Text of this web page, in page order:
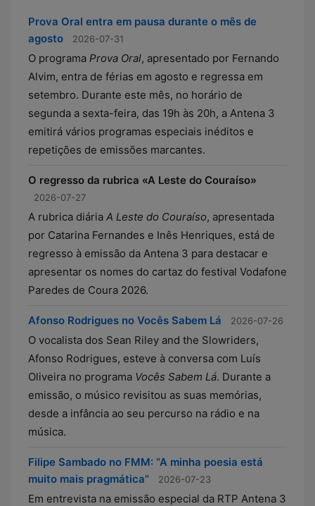
Prova Oral entra em pausa durante o mês de
agosto
2026-07-31
O programa Prova Oral, apresentado por Fernando
Alvim, entra de férias em agosto e regressa em
setembro. Durante este mês, no horário de
segunda a sexta-feira, das 19h às 20h, a Antena 3
emitirá vários programas especiais inéditos e
repetições de emissões marcantes.
O regresso da rubrica «A Leste do Couraíso»
2026-07-27
A rubrica diária A Leste do Couraíso, apresentada
por Catarina Fernandes e Inês Henriques, está de
regresso à emissão da Antena 3 para destacar e
apresentar os nomes do cartaz do festival Vodafone
Paredes de Coura 2026.
Afonso Rodrigues no Vocês Sabem Lá 2026-07-26
O vocalista dos Sean Riley and the Slowriders,
Afonso Rodrigues, esteve à conversa com Luís
Oliveira no programa Vocês Sabem Lá. Durante a
emissão, o músico revisitou as suas memórias,
desde a infância ao seu percurso na rádio e na
música.
Filipe Sambado no FMM: “A minha poesia está
muito mais pragmática”
2026-07-23
Em entrevista na emissão especial da RTP Antena 3